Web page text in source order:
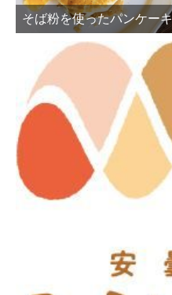
そば粉を使ったパンケーキ